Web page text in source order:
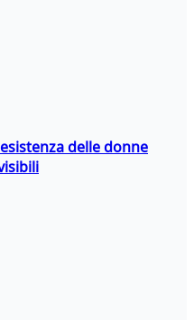
delle donne